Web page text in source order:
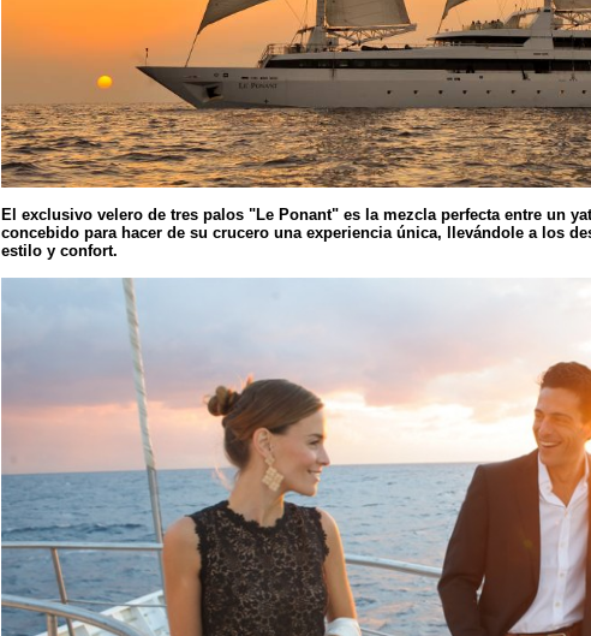
El exclusivo velero de tres palos "Le Ponant" es la mezcla perfecta entre un
concebido para hacer de su crucero una experiencia única, llevándole a los
estilo y confort.